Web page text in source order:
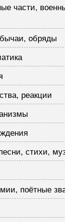
части,
обряды
реакции
стихи,
поётные